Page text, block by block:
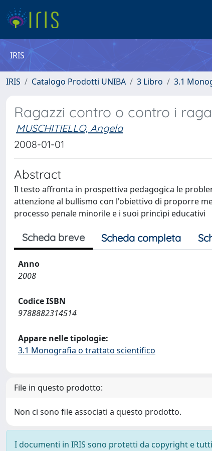
IRIS
IRIS Catalogo Prodotti UNIBA 3 Libro 3.1
Ragazzi contro o contro i
MUSCHITIELLO, Angela
2008-01-01
Abstract
Il testo affronta in prospettiva pedagogica le
attenzione al bullismo con l'obiettivo di proporre
processo penale minorile e i suoi princìpi educativi
Scheda breve Scheda completa
Anno
2008
Codice ISBN
9788882314514
Appare nelle tipologie:
3.1 Monografia o trattato scientifico
File in questo prodotto:
Non ci sono file associati a questo prodotto.
I documenti in IRIS sono protetti da copyright e